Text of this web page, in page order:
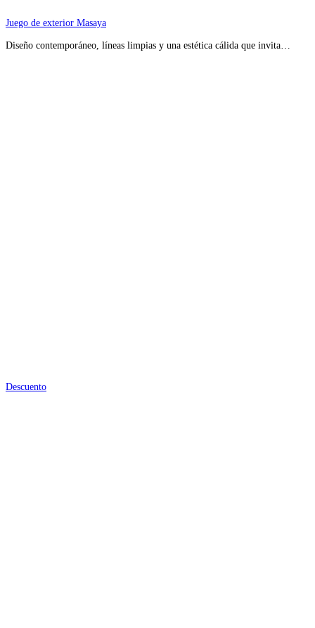
Juego de exterior Masaya
Diseño contemporáneo, líneas limpias y una estética cálida que invita…
Descuento